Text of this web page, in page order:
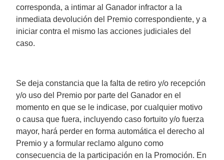
corresponda, a intimar al Ganador infractor a la
inmediata devolución del Premio correspondiente, y a
iniciar contra el mismo las acciones judiciales del
caso.
Se deja constancia que la falta de retiro y/o recepción
y/o uso del Premio por parte del Ganador en el
momento en que se le indicase, por cualquier motivo
o causa que fuera, incluyendo caso fortuito y/o fuerza
mayor, hará perder en forma automática el derecho al
Premio y a formular reclamo alguno como
consecuencia de la participación en la Promoción. En